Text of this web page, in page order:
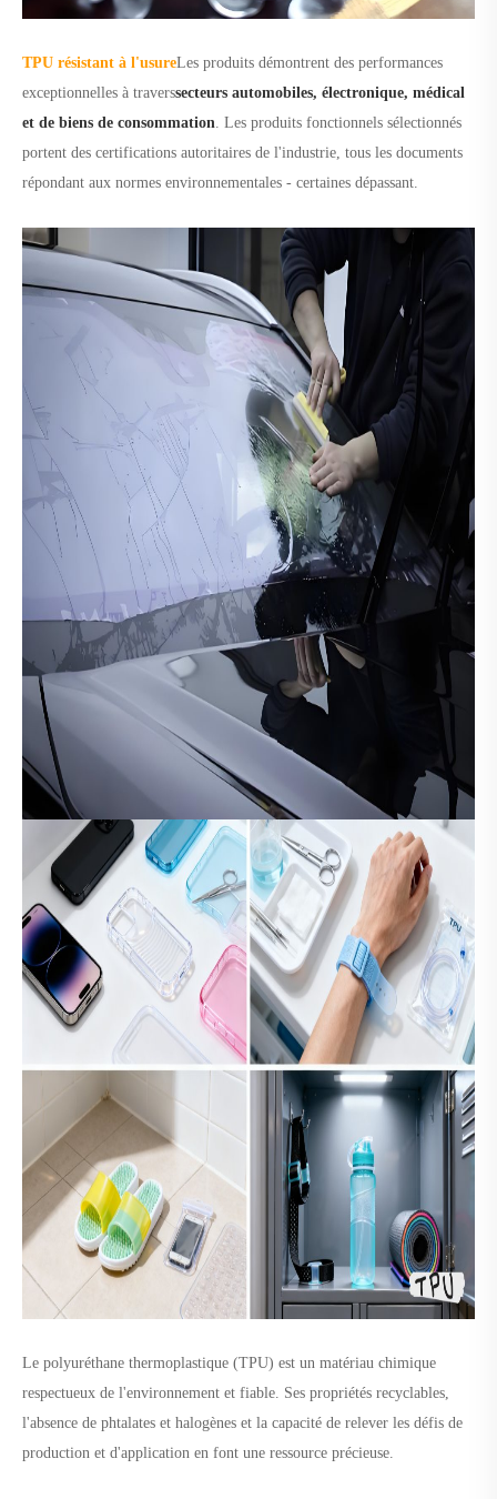
TPU résistant à l'usureLes produits démontrent des performances
exceptionnelles à traverssecteurs automobiles, électronique, médical
et de biens de consommation. Les produits fonctionnels sélectionnés
portent des certifications autoritaires de l'industrie, tous les documents
répondant aux normes environnementales - certaines dépassant.
Le polyuréthane thermoplastique (TPU) est un matériau chimique
respectueux de l'environnement et fiable. Ses propriétés recyclables,
l'absence de phtalates et halogènes et la capacité de relever les défis de
production et d'application en font une ressource précieuse.